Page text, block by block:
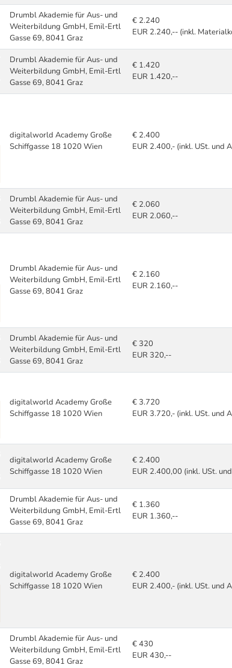
Drumbl Akademie für Aus- und
Weiterbildung GmbH, Emil-Ertl
Gasse 69, 8041 Graz
€ 2.240
EUR 2.240,-- (inkl.
Drumbl Akademie für Aus- und
Weiterbildung GmbH, Emil-Ertl
Gasse 69, 8041 Graz
€ 1.420
EUR 1.420,--
digitalworld Academy Große
Schiffgasse 18 1020 Wien
€ 2.400
EUR 2.400,- (inkl. USt. und
Drumbl Akademie für Aus- und
Weiterbildung GmbH, Emil-Ertl
Gasse 69, 8041 Graz
€ 2.060
EUR 2.060,--
Drumbl Akademie für Aus- und
Weiterbildung GmbH, Emil-Ertl
Gasse 69, 8041 Graz
€ 2.160
EUR 2.160,--
Drumbl Akademie für Aus- und
Weiterbildung GmbH, Emil-Ertl
Gasse 69, 8041 Graz
€ 320
EUR 320,--
digitalworld Academy Große
Schiffgasse 18 1020 Wien
€ 3.720
EUR 3.720,- (inkl. USt. und
digitalworld Academy Große
Schiffgasse 18 1020 Wien
€ 2.400
EUR 2.400,00 (inkl. USt.
Drumbl Akademie für Aus- und
Weiterbildung GmbH, Emil-Ertl
Gasse 69, 8041 Graz
€ 1.360
EUR 1.360,--
digitalworld Academy Große
Schiffgasse 18 1020 Wien
€ 2.400
EUR 2.400,- (inkl. USt. und
Drumbl Akademie für Aus- und
Weiterbildung GmbH, Emil-Ertl
Gasse 69, 8041 Graz
€ 430
EUR 430,--